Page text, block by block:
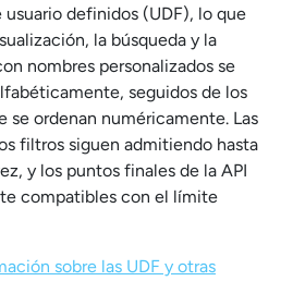
definidos (UDF), lo que
la búsqueda y la
nombres personalizados se
seguidos de los
se ordenan numéricamente. Las
filtros siguen admitiendo hasta
y los puntos finales de la API
compatibles con el límite
sobre las UDF y otras